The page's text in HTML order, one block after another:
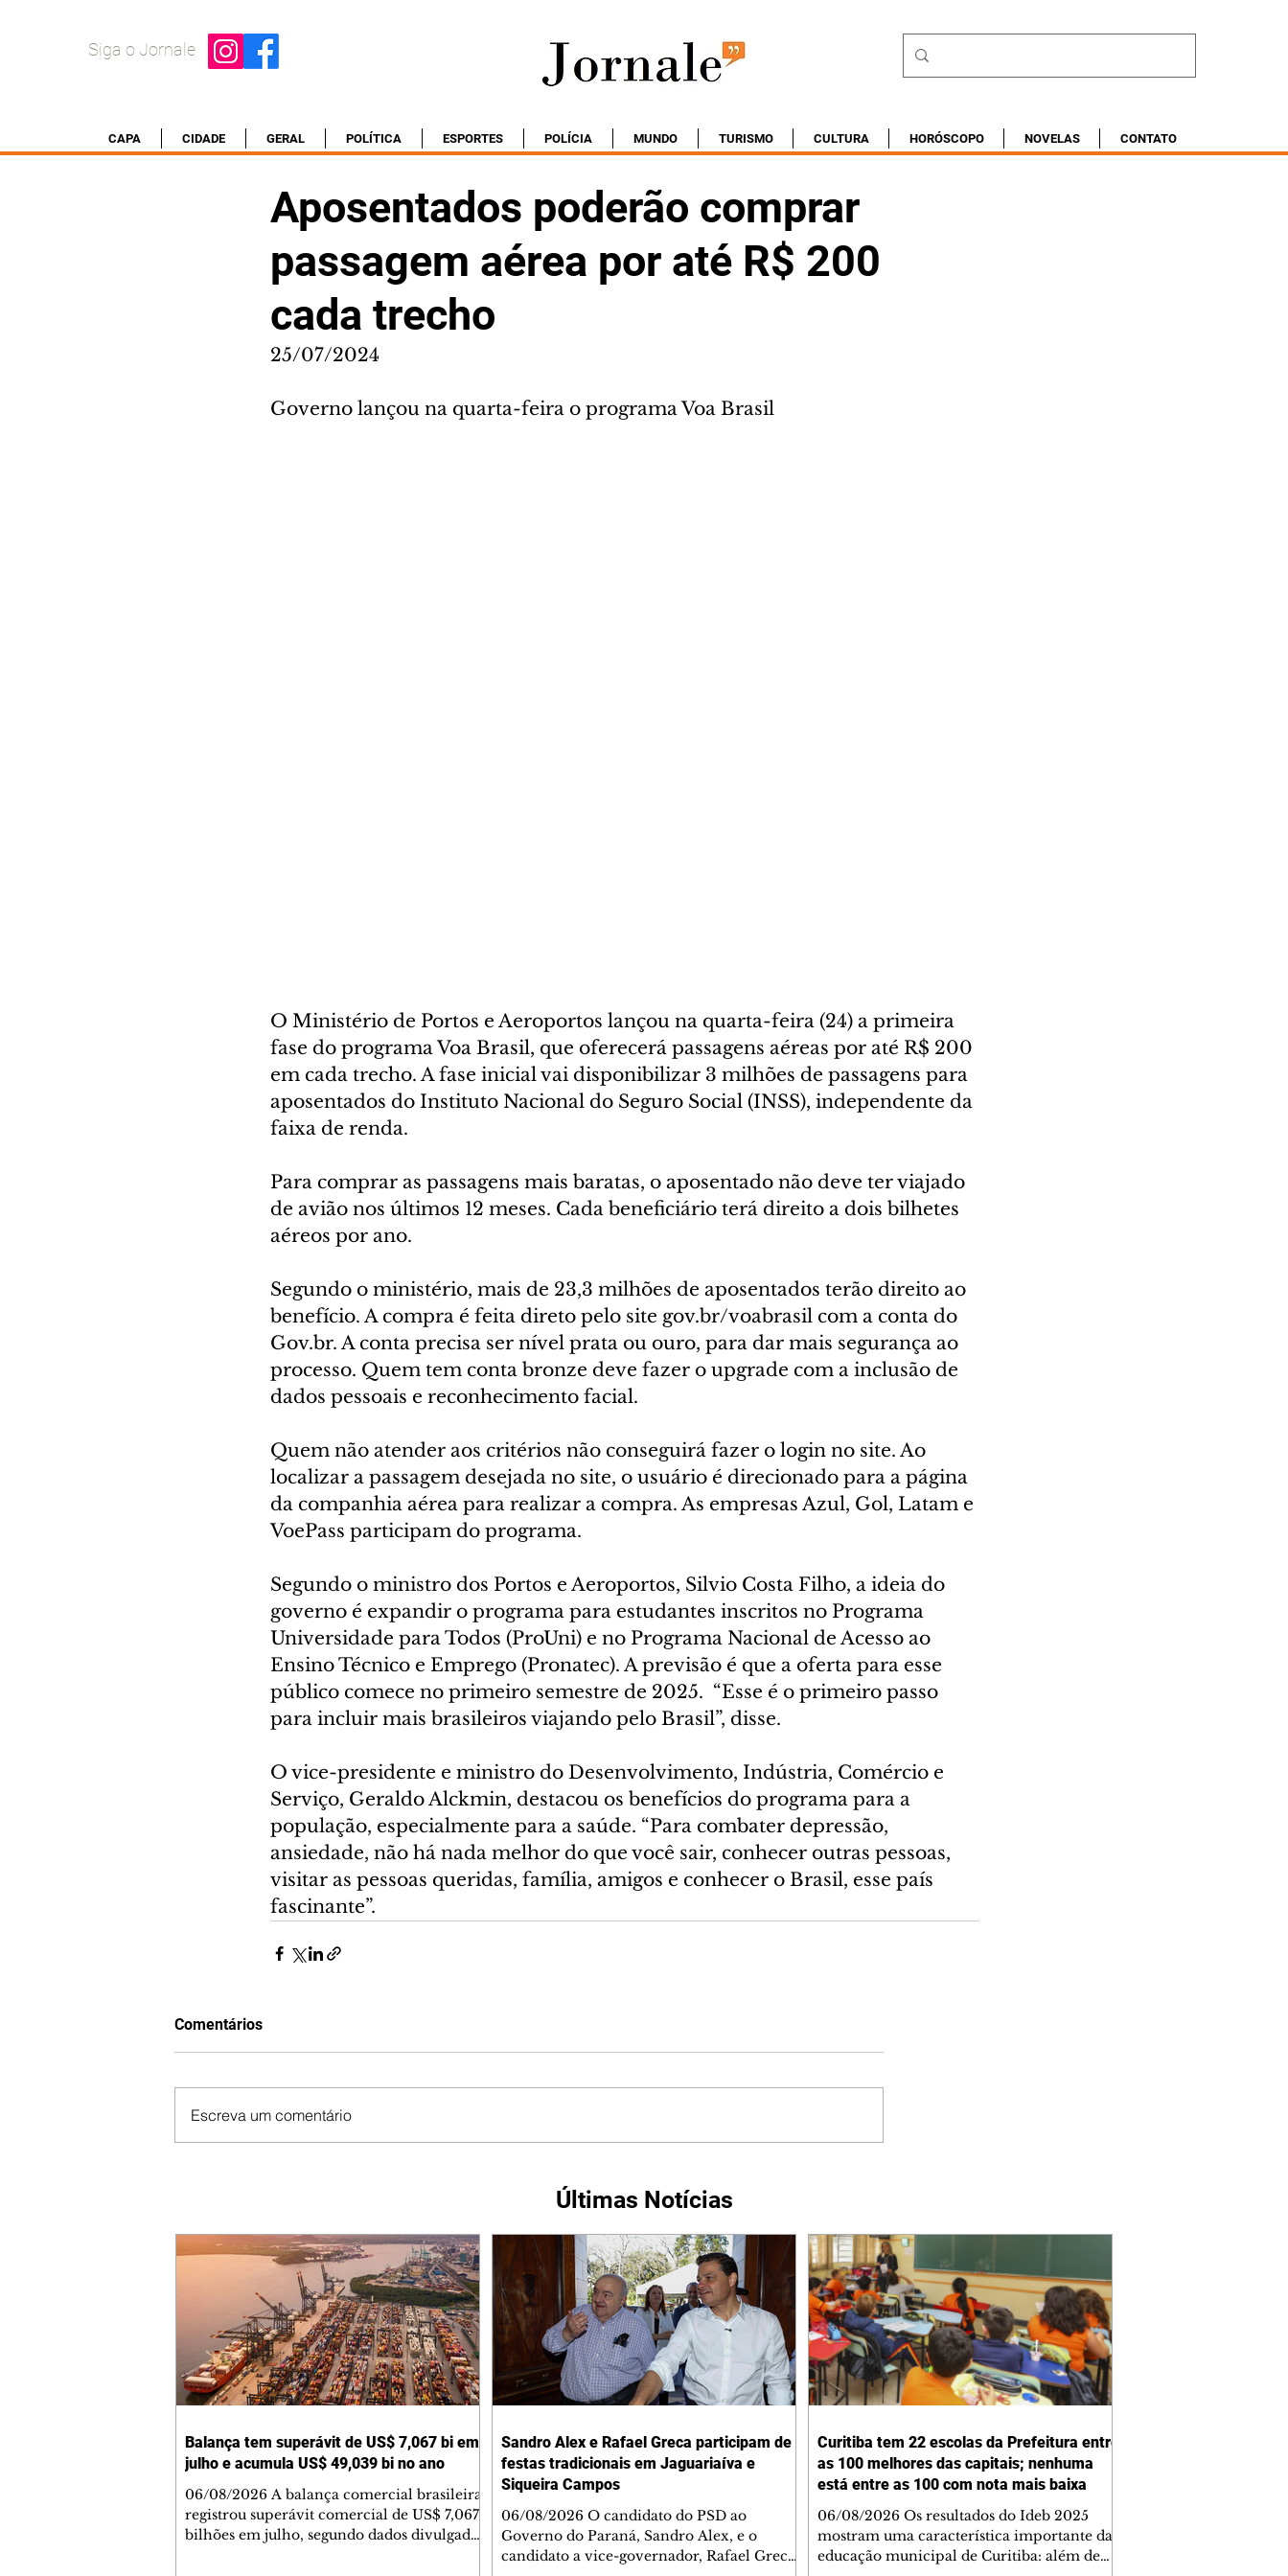
Siga o Jornale
CAPA CIDADE GERAL POLÍTICA ESPORTES POLÍCIA MUNDO TURISMO CULTURA HORÓSCOPO NOVELAS CONTATO
Aposentados poderão comprar
passagem aérea por até R$ 200
cada trecho
25/07/2024
Governo lançou na quarta-feira o programa Voa Brasil
O Ministério de Portos e Aeroportos lançou na quarta-feira (24) a primeira
fase do programa Voa Brasil, que oferecerá passagens aéreas por até R$ 200
em cada trecho. A fase inicial vai disponibilizar 3 milhões de passagens para
aposentados do Instituto Nacional do Seguro Social (INSS), independente da
faixa de renda.
Para comprar as passagens mais baratas, o aposentado não deve ter viajado
de avião nos últimos 12 meses. Cada beneficiário terá direito a dois bilhetes
aéreos por ano.
Segundo o ministério, mais de 23,3 milhões de aposentados terão direito ao
benefício. A compra é feita direto pelo site gov.br/voabrasil com a conta do
Gov.br. A conta precisa ser nível prata ou ouro, para dar mais segurança ao
processo. Quem tem conta bronze deve fazer o upgrade com a inclusão de
dados pessoais e reconhecimento facial.
Quem não atender aos critérios não conseguirá fazer o login no site. Ao
localizar a passagem desejada no site, o usuário é direcionado para a página
da companhia aérea para realizar a compra. As empresas Azul, Gol, Latam e
VoePass participam do programa.
Segundo o ministro dos Portos e Aeroportos, Silvio Costa Filho, a ideia do
governo é expandir o programa para estudantes inscritos no Programa
Universidade para Todos (ProUni) e no Programa Nacional de Acesso ao
Ensino Técnico e Emprego (Pronatec). A previsão é que a oferta para esse
público comece no primeiro semestre de 2025.  “Esse é o primeiro passo
para incluir mais brasileiros viajando pelo Brasil”, disse.
O vice-presidente e ministro do Desenvolvimento, Indústria, Comércio e
Serviço, Geraldo Alckmin, destacou os benefícios do programa para a
população, especialmente para a saúde. “Para combater depressão,
ansiedade, não há nada melhor do que você sair, conhecer outras pessoas,
visitar as pessoas queridas, família, amigos e conhecer o Brasil, esse país
fascinante”.
Comentários
Escreva um comentário
Últimas Notícias
Balança tem superávit de US$ 7,067 bi em
julho e acumula US$ 49,039 bi no ano
06/08/2026 A balança comercial brasileira
registrou superávit comercial de US$ 7,067
bilhões em julho, segundo dados divulgados
Sandro Alex e Rafael Greca participam de
festas tradicionais em Jaguariaíva e
Siqueira Campos
06/08/2026 O candidato do PSD ao
Governo do Paraná, Sandro Alex, e o
candidato a vice-governador, Rafael Greca
Curitiba tem 22 escolas da Prefeitura entre
as 100 melhores das capitais; nenhuma
está entre as 100 com nota mais baixa
06/08/2026 Os resultados do Ideb 2025
mostram uma característica importante da
educação municipal de Curitiba: além de